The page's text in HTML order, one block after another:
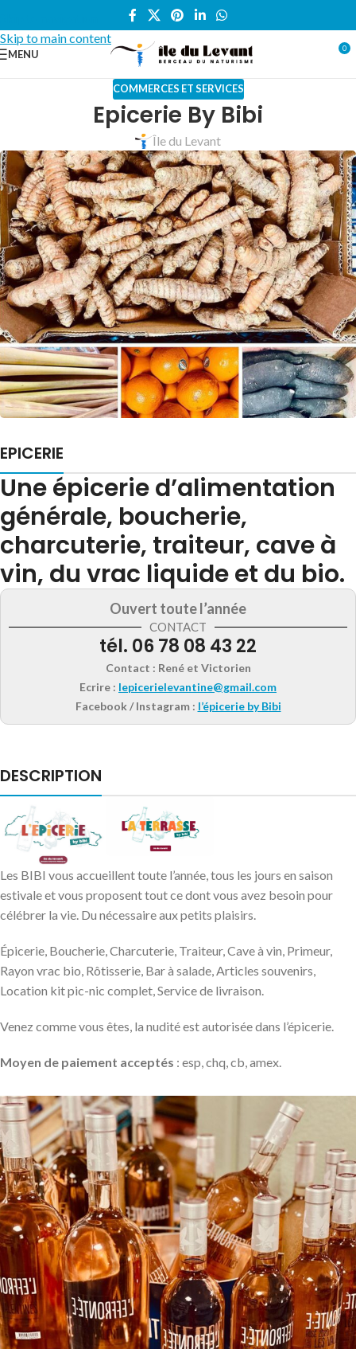
Skip to main content
MENU 0
COMMERCES ET SERVICES
Epicerie By Bibi
Île du Levant
EPICERIE
Une épicerie d’alimentation
générale, boucherie,
charcuterie, traiteur, cave à
vin, du vrac liquide et du bio.
Ouvert toute l’année
CONTACT
tél. 06 78 08 43 22
Contact : René et Victorien
Ecrire : lepicerielevantine@gmail.com
Facebook / Instagram: l’épicerie by Bibi
DESCRIPTION
Les BIBI vous accueillent toute l’année, tous les jours en saison
estivale et vous proposent tout ce dont vous avez besoin pour
célébrer la vie. Du nécessaire aux petits plaisirs.
Épicerie, Boucherie, Charcuterie, Traiteur, Cave à vin, Primeur,
Rayon vrac bio, Rôtisserie, Bar à salade, Articles souvenirs,
Location kit pic-nic complet, Service de livraison.
Venez comme vous êtes, la nudité est autorisée dans l’épicerie.
Moyen de paiement acceptés : esp, chq, cb, amex.